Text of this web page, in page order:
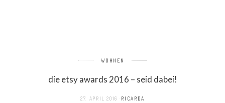
WOHNEN
die etsy awards 2016 – seid dabei!
27. APRIL 2016 RICARDA